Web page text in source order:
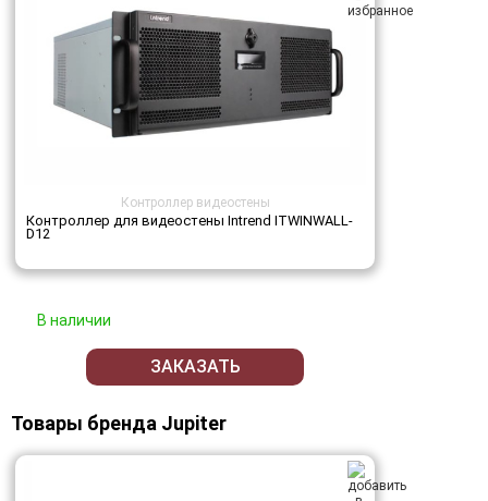
Контроллер видеостены
Контроллер для видеостены Intrend ITWINWALL-
D12
В наличии
ЗАКАЗАТЬ
Товары бренда Jupiter